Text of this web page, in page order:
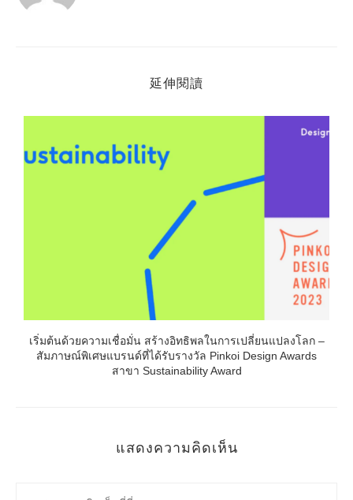
延伸閱讀
เริ่มต้นด้วยความเชื่อมั่น สร้างอิทธิพลในการเปลี่ยนแปลงโลก –
สัมภาษณ์พิเศษแบรนด์ที่ได้รับรางวัล Pinkoi Design Awards
สาขา Sustainability Award
แสดงความคิดเห็น